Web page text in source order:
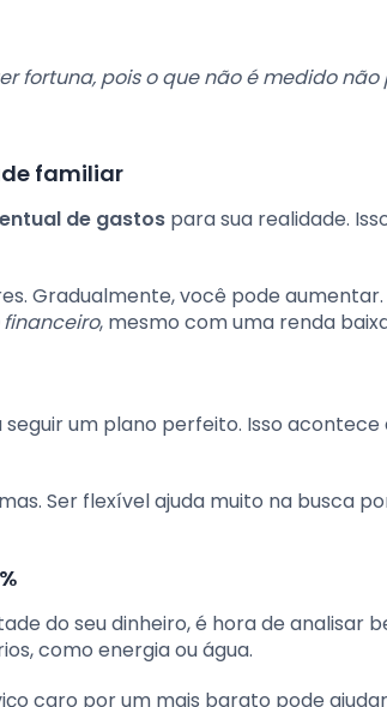
fortuna, pois o que não é medido não
familiar
de gastos para sua realidade.
Gradualmente, você pode aumentar.
, mesmo com uma renda
um plano perfeito. Isso acontece
Ser flexível ajuda muito na busca
do seu dinheiro, é hora de analisar
como energia ou água.
caro por um mais barato pode